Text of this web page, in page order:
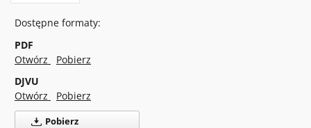
Dostępne formaty:
PDF
Otwórz
Pobierz
DJVU
Otwórz
Pobierz
Pobierz